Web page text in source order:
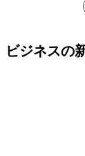
ビジネスの